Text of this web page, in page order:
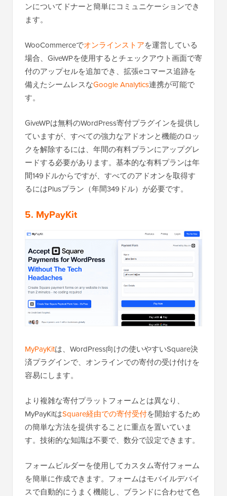
ンについてドナーと簡単にコミュニケーションでき
ます。
WooCommerceでオンラインストアを運営している
場合、GiveWPを使用するとチェックアウト画面で寄
付のアップセルを追加でき、拡張eコマース追跡を
備えたシームレスなGoogle Analytics連携が可能で
す。
GiveWPは無料のWordPress寄付プラグインを提供し
ていますが、すべての強力なアドオンと機能のロッ
クを解除するには、年間の有料プランにアップグレ
ードする必要があります。基本的な有料プランは年
間149ドルからですが、すべてのアドオンを取得す
るにはPlusプラン（年間349ドル）が必要です。
5. MyPayKit
MyPayKitは、WordPress向けの使いやすいSquare決
済プラグインで、オンラインでの寄付の受け付けを
容易にします。
より複雑な寄付プラットフォームとは異なり、
MyPayKitはSquare経由での寄付受付を開始するため
の簡単な方法を提供することに重点を置いていま
す。技術的な知識は不要で、数分で設定できます。
フォームビルダーを使用してカスタム寄付フォーム
を簡単に作成できます。フォームはモバイルデバイ
スで自動的にうまく機能し、ブランドに合わせて色